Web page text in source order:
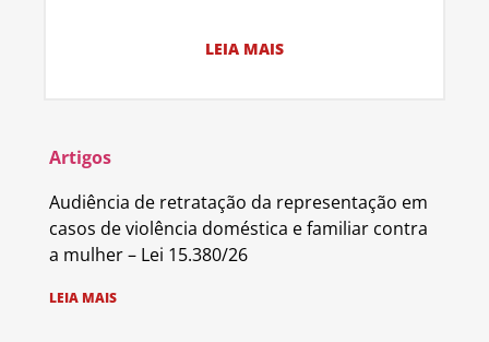
LEIA MAIS
Artigos
Audiência de retratação da representação em
casos de violência doméstica e familiar contra
a mulher – Lei 15.380/26
LEIA MAIS